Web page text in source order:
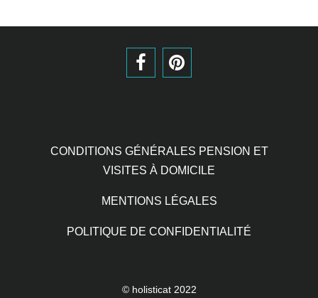
CONDITIONS GÉNÉRALES PENSION ET
VISITES À DOMICILE
MENTIONS LÉGALES
POLITIQUE DE CONFIDENTIALITÉ
© holisticat 2022